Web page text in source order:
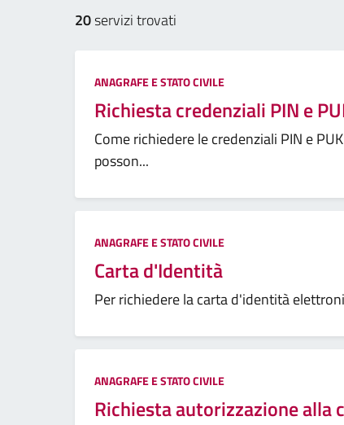
20servizi trovati
ANAGRAFE E STATO CIVILE
Richiesta credenziali PIN e
Come richiedere le credenziali PIN e
posson...
ANAGRAFE E STATO CIVILE
Carta d'Identità
Per richiedere la carta d'identità
ANAGRAFE E STATO CIVILE
Richiesta autorizzazione alla